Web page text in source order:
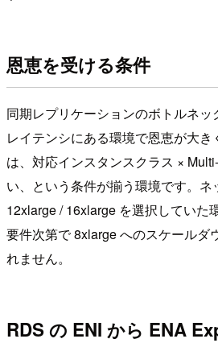
恩恵を受ける条件
同期レプリケーションのボトルネ
レイテンシにある環境で恩恵が大
は、対応インスタンスクラス ×
い、という条件が揃う環境です。
12xlarge / 16xlarge を選択していた
要件次第で 8xlarge へのスケールダ
れません。
RDS の ENI から ENA